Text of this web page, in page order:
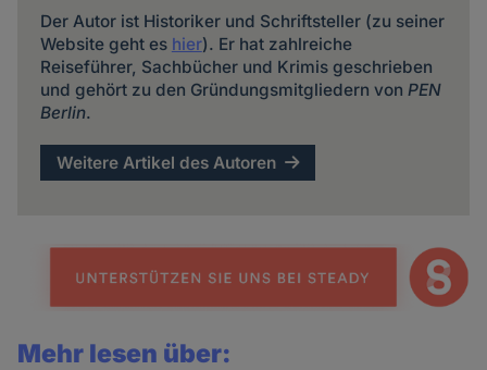
Der Autor ist Historiker und Schriftsteller (zu seiner
Website geht es hier). Er hat zahlreiche
Reiseführer, Sachbücher und Krimis geschrieben
und gehört zu den Gründungsmitgliedern von PEN
Berlin.
Weitere Artikel des Autoren
Mehr lesen über: